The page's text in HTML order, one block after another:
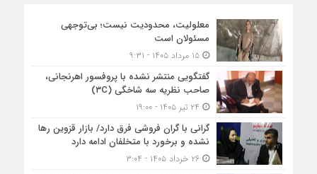
معلولیت، محدودیت نیست؛ بی‌توجهی
مسئولان است
۱۵ مرداد ۱۴۰۵ - ۹:۳۱
گفتگویی منتشر نشده با پروفسور اهرنجانی،
صاحب نظریه سه‌ شاخگی (۳C)
گرانی با گران‌ فروشی فرق دارد/ بازار قزوین رها
نشده و برخورد با متخلفان ادامه دارد
۲۶ خرداد ۱۴۰۵ - ۳:۰۴